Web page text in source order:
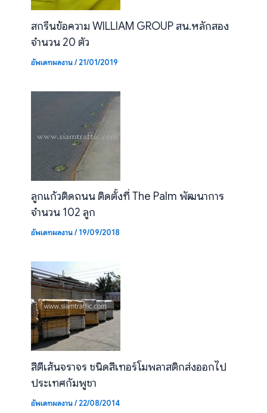
สกรีนข้อความ WILLIAM GROUP สน.หลักสอง
จำนวน 20 ตัว
อัพเดทผลงาน/21/01/2019
ลูกแก้วติดถนน ติดตั้งที่ The Palm พัฒนาการ
จำนวน 102 ลูก
อัพเดทผลงาน/19/09/2018
สีตีเส้นจราจร ชนิดสีเทอร์โมพลาสติกส่งออกไป
ประเทศกัมพูชา
อัพเดทผลงาน/22/08/2014